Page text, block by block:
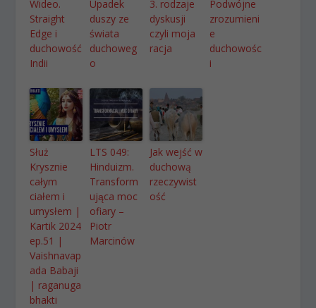
Wideo.
Straight
Edge i
duchowość
Indii
Upadek
duszy ze
świata
duchoweg
o
3. rodzaje
dyskusji
czyli moja
racja
Podwójne
zrozumieni
e
duchowośc
i
Służ
Krysznie
całym
ciałem i
umysłem |
Kartik 2024
ep.51 |
Vaishnavap
ada Babaji
| raganuga
bhakti
LTS 049:
Hinduizm.
Transform
ująca moc
ofiary –
Piotr
Marcinów
Jak wejść w
duchową
rzeczywist
ość